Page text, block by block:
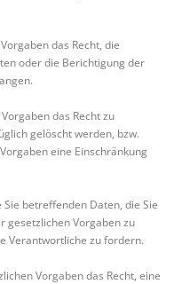
das Recht, die
oder die Berichtigung der
das Recht zu
gelöscht werden, bzw.
eine Einschränkung
betreffenden Daten, die Sie
gesetzlichen Vorgaben zu
Verantwortliche zu fordern.
Vorgaben das Recht, eine